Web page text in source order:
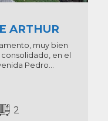
ARTHUR
muy bien
en el
Pedro...
2